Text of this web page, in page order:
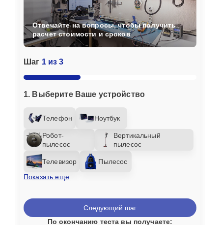
Шаг 1 из 3
1. Выберите Ваше устройство
Телефон Ноутбук
Робот-
пылесос
Вертикальный
пылесос
Телевизор
Пылесос
Показать еще
Отвечайте на вопросы, чтобы получить
расчет стоимости и сроков
Следующий шаг
По окончанию теста вы получаете: